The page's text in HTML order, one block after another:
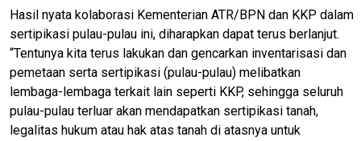
Hasil nyata kolaborasi Kementerian ATR/BPN dan KKP dalam
sertipikasi pulau-pulau ini, diharapkan dapat terus berlanjut.
“Tentunya kita terus lakukan dan gencarkan inventarisasi dan
pemetaan serta sertipikasi (pulau-pulau) melibatkan
lembaga-lembaga terkait lain seperti KKP, sehingga seluruh
pulau-pulau terluar akan mendapatkan sertipikasi tanah,
legalitas hukum atau hak atas tanah di atasnya untuk